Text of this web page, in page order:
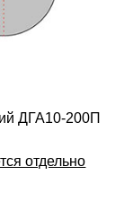
ДГА10-200П
отдельно